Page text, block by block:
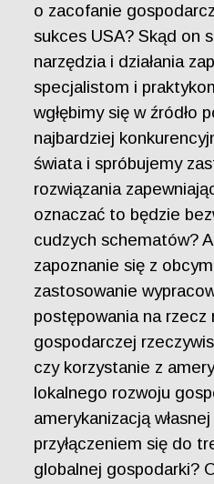
o zacofanie
sukces USA? Skąd on
narzędzia i działania
specjalistom i
wgłębimy się w źródło
najbardziej
świata i spróbujemy
rozwiązania
oznaczać to będzie
cudzych schematów?
zapoznanie się z
zastosowanie
postępowania na rzecz
gospodarczej
czy korzystanie z
lokalnego rozwoju
amerykanizacją
przyłączeniem się do
globalnej gospodarki?